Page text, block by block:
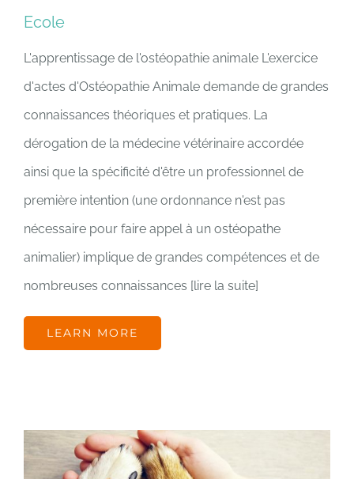
Ecole
L'apprentissage de l'ostéopathie animale L'exercice
d'actes d'Ostéopathie Animale demande de grandes
connaissances théoriques et pratiques. La
dérogation de la médecine vétérinaire accordée
ainsi que la spécificité d'être un professionnel de
première intention (une ordonnance n'est pas
nécessaire pour faire appel à un ostéopathe
animalier) implique de grandes compétences et de
nombreuses connaissances [lire la suite]
LEARN MORE